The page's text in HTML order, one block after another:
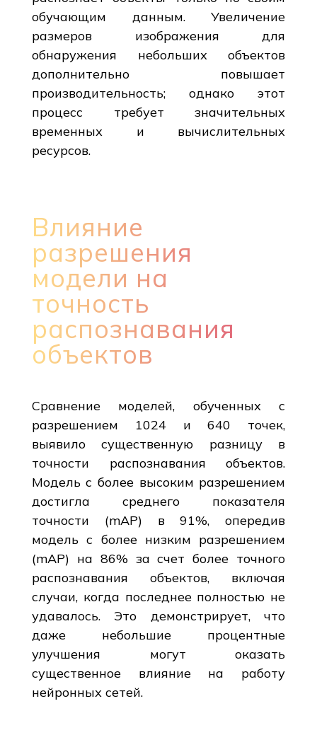
обучающим данным. Увеличение
размеров изображения для
обнаружения небольших объектов
дополнительно повышает
производительность; однако этот
процесс требует значительных
временных и вычислительных
ресурсов.
Влияние
разрешения
модели на
точность
распознавания
объектов
Сравнение моделей, обученных с
разрешением 1024 и 640 точек,
выявило существенную разницу в
точности распознавания объектов.
Модель с более высоким разрешением
достигла среднего показателя
точности (mAP) в 91%, опередив
модель с более низким разрешением
(mAP) на 86% за счет более точного
распознавания объектов, включая
случаи, когда последнее полностью не
удавалось. Это демонстрирует, что
даже небольшие процентные
улучшения могут оказать
существенное влияние на работу
нейронных сетей.